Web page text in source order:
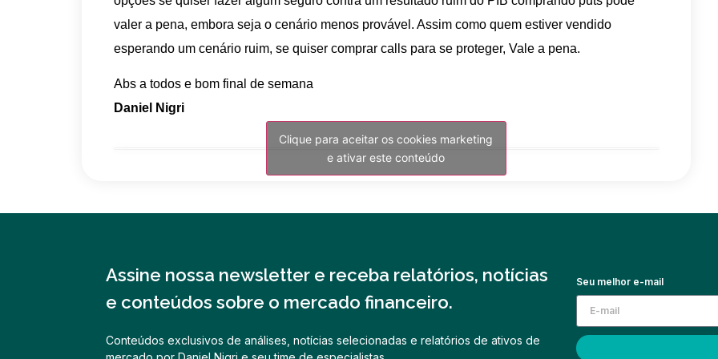
valer a pena, embora seja o cenário menos provável. Assim como quem estiver vendido
esperando um cenário ruim, se quiser comprar calls para se proteger, Vale a pena.
Abs a todos e bom final de semana
Daniel Nigri
Clique para aceitar os cookies marketing
e ativar este conteúdo
Assine nossa newsletter e receba relatórios, notícias
e conteúdos sobre o mercado financeiro.
Conteúdos exclusivos de análises, notícias selecionadas e relatórios de ativos de
Seu melhor e-mail